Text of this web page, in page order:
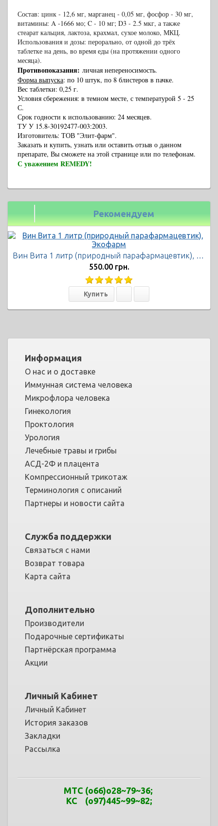
Состав: цинк - 12,6 мг, марганец - 0,05 мг, фосфор - 30 мг,
витамины: A -1666 мо; C - 10 мг; D3 - 2.5 мкг, а также
стеарат кальция, лактоза, крахмал, сухое молоко, МКЦ.
Использования и дозы: перорально, от одной до трёх
таблетке на день, во время еды (на протяжении одного
месяца).
Противопоказания: личная непереносимость.
Форма выпуска: по 10 штук, по 8 блистеров в пачке.
Вес таблетки: 0,25 г.
Условия сбережения: в темном месте, с температурой 5 - 25
С.
Срок годности к использованию: 24 месяцев.
ТУ У 15.8-30192477-003:2003.
Изготовитель: ТОВ "Элит-фарм".
Заказать и купить, узнать или оставить отзыв о данном
препарате, Вы сможете на этой странице или по телефонам.
С уважением REMEDY!
Рекомендуем
Вин Вита 1 литр (природный парафармацевтик), Экофарм
550.00 грн.
Информация
О нас и о доставке
Иммунная система человека
Микрофлора человека
Гинекология
Проктология
Урология
Лечебные травы и грибы
АСД-2Ф и плацента
Компрессионный трикотаж
Терминология с описаний
Партнеры и новости сайта
Служба поддержки
Связаться с нами
Возврат товара
Карта сайта
Дополнительно
Производители
Подарочные сертификаты
Партнёрская программа
Акции
Личный Кабинет
Личный Кабинет
История заказов
Закладки
Рассылка
МТС (o66)o28~79~36;
КС (o97)445~99~82;